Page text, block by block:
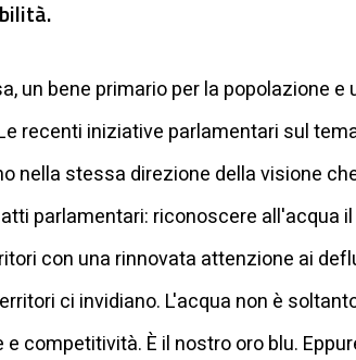
un bene primario per la popolazione
recenti iniziative parlamentari sul
nella stessa direzione della visione
parlamentari: riconoscere all'acqua
con una rinnovata attenzione ai
ci invidiano. L'acqua non è
competitività. È il nostro oro blu.